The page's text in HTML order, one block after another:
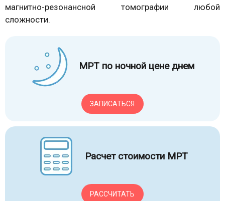
МРТ по ночной цене днем
ЗАПИСАТЬСЯ
Расчет стоимости МРТ
РАССЧИТАТЬ
магнитно-резонансной томографии любой
сложности.